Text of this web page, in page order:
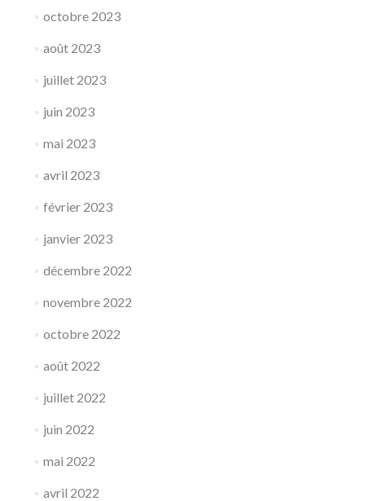
octobre 2023
août 2023
juillet 2023
juin 2023
mai 2023
avril 2023
février 2023
janvier 2023
décembre 2022
novembre 2022
octobre 2022
août 2022
juillet 2022
juin 2022
mai 2022
avril 2022